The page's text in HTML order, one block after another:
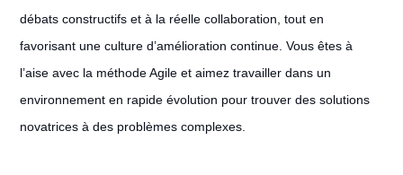
débats constructifs et à la réelle collaboration, tout en
favorisant une culture d’amélioration continue. Vous êtes à
l’aise avec la méthode Agile et aimez travailler dans un
environnement en rapide évolution pour trouver des solutions
novatrices à des problèmes complexes.